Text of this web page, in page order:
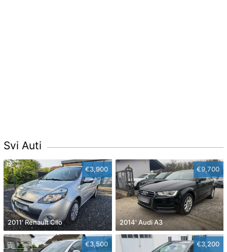
Svi Auti
€3,900
2011' Renault Clio
€9,700
2014' Audi A3
€3,500 €3,200